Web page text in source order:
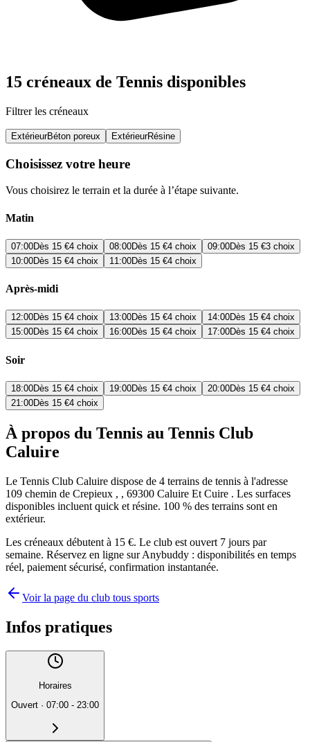
15 créneaux de Tennis disponibles
Filtrer les créneaux
ExtérieurBéton poreux ExtérieurRésine
Choisissez votre heure
Vous choisirez le terrain et la durée à l’étape suivante.
Matin
07:00Dès 15 €4 choix 08:00Dès 15 €4 choix 09:00Dès 15 €3 choix
10:00Dès 15 €4 choix 11:00Dès 15 €4 choix
Après-midi
12:00Dès 15 €4 choix 13:00Dès 15 €4 choix 14:00Dès 15 €4 choix
15:00Dès 15 €4 choix 16:00Dès 15 €4 choix 17:00Dès 15 €4 choix
Soir
18:00Dès 15 €4 choix 19:00Dès 15 €4 choix 20:00Dès 15 €4 choix
21:00Dès 15 €4 choix
À propos du Tennis au Tennis Club
Caluire
Le Tennis Club Caluire dispose de 4 terrains de tennis à l'adresse
109 chemin de Crepieux , , 69300 Caluire Et Cuire . Les surfaces
disponibles incluent quick et résine. 100 % des terrains sont en
extérieur.
Les créneaux débutent à 15 €. Le club est ouvert 7 jours par
semaine. Réservez en ligne sur Anybuddy : disponibilités en temps
réel, paiement sécurisé, confirmation instantanée.
Voir la page du club tous sports
Infos pratiques
Horaires
Ouvert · 07:00 - 23:00